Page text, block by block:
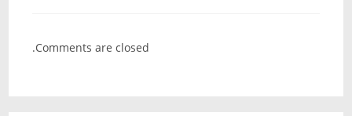
Comments are closed.